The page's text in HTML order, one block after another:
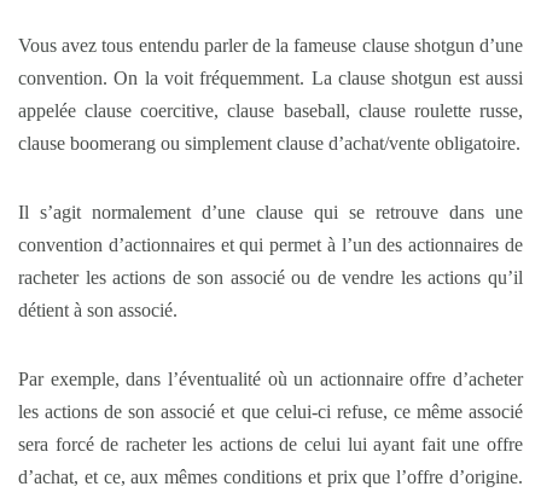
Vous avez tous entendu parler de la fameuse clause shotgun d’une
convention. On la voit fréquemment. La clause shotgun est aussi
appelée clause coercitive, clause baseball, clause roulette russe,
clause boomerang ou simplement clause d’achat/vente obligatoire.
Il s’agit normalement d’une clause qui se retrouve dans une
convention d’actionnaires et qui permet à l’un des actionnaires de
racheter les actions de son associé ou de vendre les actions qu’il
détient à son associé.
Par exemple, dans l’éventualité où un actionnaire offre d’acheter
les actions de son associé et que celui-ci refuse, ce même associé
sera forcé de racheter les actions de celui lui ayant fait une offre
d’achat, et ce, aux mêmes conditions et prix que l’offre d’origine.